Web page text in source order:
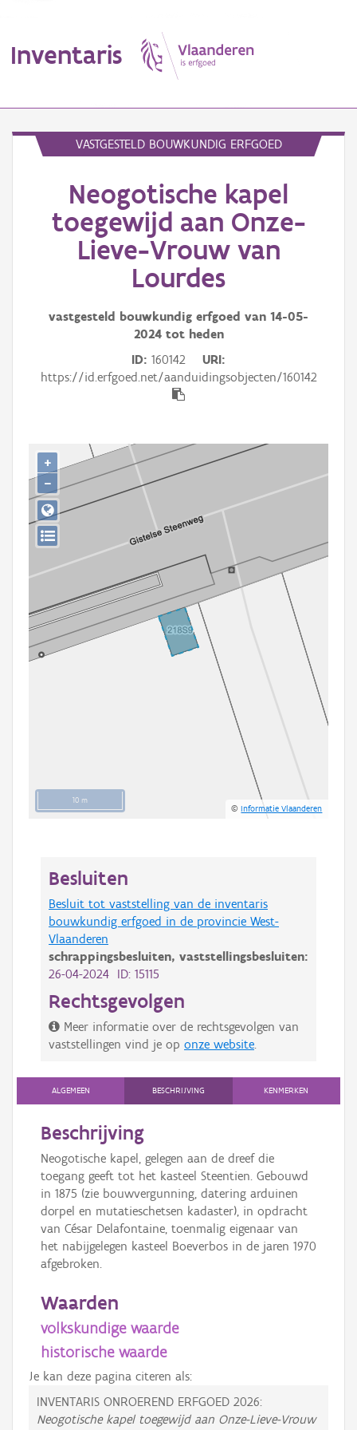
Inventaris
Erfgoedobject
Aanduidingsobject
Aanmelden
VASTGESTELD BOUWKUNDIG ERFGOED
Neogotische kapel
toegewijd aan Onze-
Lieve-Vrouw van
Lourdes
vastgesteld bouwkundig erfgoed van 14-05-
2024tot heden
ID 160142
URI
https://id.erfgoed.net/aanduidingsobjecten/160142
10 m
©Informatie Vlaanderen
+
−
Besluiten
Besluit tot vaststelling van de inventaris
bouwkundig erfgoed in de provincie West-
Vlaanderen
schrappingsbesluiten, vaststellingsbesluiten:
26-04-2024 ID: 15115
Rechtsgevolgen
Meer informatie over de rechtsgevolgen van
vaststellingen vind je op onze website
ALGEMEEN BESCHRIJVING KENMERKEN
Beschrijving
Neogotische kapel, gelegen aan de dreef die
toegang geeft tot het kasteel Steentien. Gebouwd
in 1875 (zie bouwvergunning, datering arduinen
dorpel en mutatieschetsen kadaster), in opdracht
van César Delafontaine, toenmalig eigenaar van
het nabijgelegen kasteel Boeverbos in de jaren 1970
afgebroken.
Waarden
volkskundige waarde
historische waarde
Je kan deze pagina citeren als:
INVENTARIS ONROEREND ERFGOED 2026:
Neogotische kapel toegewijd aan Onze-Lieve-Vrouw